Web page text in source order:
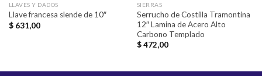
LLAVES Y DADOS
Llave francesa slende de 10″
$631,00
SIERRAS
Serrucho de Costilla Tramontina
12″ Lamina de Acero Alto
Carbono Templado
$472,00